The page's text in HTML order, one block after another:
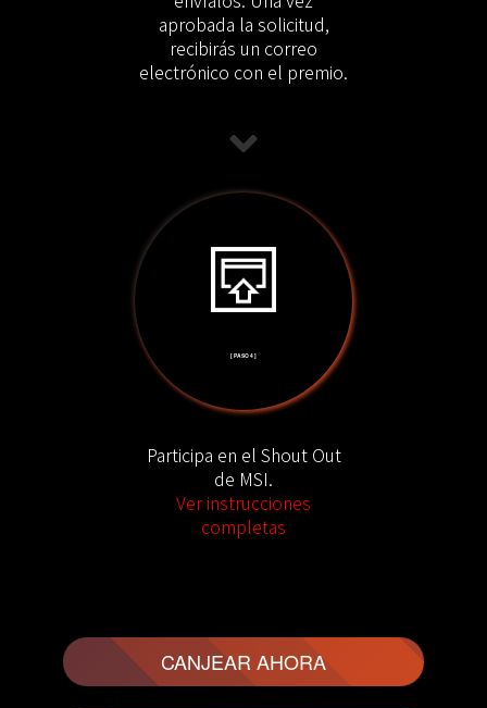
aprobada la solicitud,
recibirás un correo
electrónico con el premio.
[ PASO 4 ]
Participa en el Shout Out
de MSI.
Ver instrucciones
completas
CANJEAR AHORA